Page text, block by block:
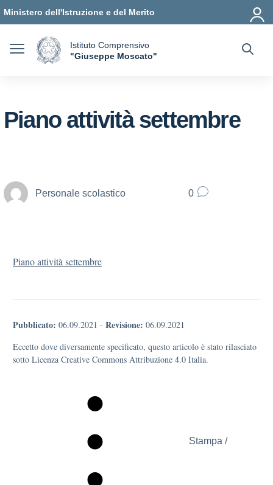
Ministero dell'Istruzione e del Merito
Istituto Comprensivo
"Giuseppe Moscato"
Piano attività settembre
Personale scolastico 0
Piano attività settembre
Pubblicato: 06.09.2021 - Revisione: 06.09.2021
Eccetto dove diversamente specificato, questo articolo è stato rilasciato
sotto Licenza Creative Commons Attribuzione 4.0 Italia.
Stampa /